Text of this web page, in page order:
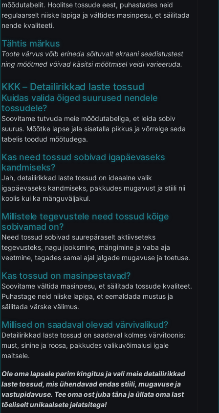
mõõdutabelit. Hoolitse tossude eest, puhastades neid
regulaarselt niiske lapiga ja vältides masinpesu, et säilitada
nende kvaliteeti.
Tähtis märkus
Toote värvus võib erineda sõltuvalt ekraani seadistustest
ning mõõtmed võivad käsitsi mõõtmisel veidi varieeruda.
KKK – Detailirikkad laste tossud
Kuidas valida õiged suurused nendele
tossudele?
Soovitame tutvuda meie mõõdutabeliga, et leida sobiv
suurus. Mõõtke lapse jala sisetalla pikkus ja võrrelge seda
tabelis toodud mõõtudega.
Kas need tossud sobivad igapäevaseks
kandmiseks?
Jah, detailirikkad laste tossud on ideaalne valik
igapäevaseks kandmiseks, pakkudes mugavust ja stiili nii
koolis kui ka mänguväljakul.
Millistele tegevustele need tossud kõige
sobivamad on?
Need tossud sobivad suurepäraselt aktiivseteks
tegevusteks, nagu jooksmine, mängimine ja vaba aja
veetmine, tagades samal ajal jalgade mugavuse ja toetuse.
Kas tossud on masinpestavad?
Soovitame vältida masinpesu, et säilitada tossude kvaliteet.
Puhastage neid niiske lapiga, et eemaldada mustus ja
säilitada värske välimus.
Millised on saadaval olevad värvivalikud?
Detailirikkad laste tossud on saadaval kolmes värvitoonis:
must, sinine ja roosa, pakkudes valikuvõimalusi igale
maitsele.
Ole oma lapsele parim kingitus ja vali meie detailirikkad
laste tossud, mis ühendavad endas stiili, mugavuse ja
vastupidavuse. Tee oma ost juba täna ja üllata oma last
tõeliselt unikaalsete jalatsitega!